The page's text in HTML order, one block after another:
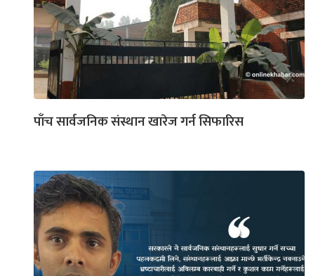
पाँच सार्वजनिक संस्थान खारेज गर्न सिफारिस